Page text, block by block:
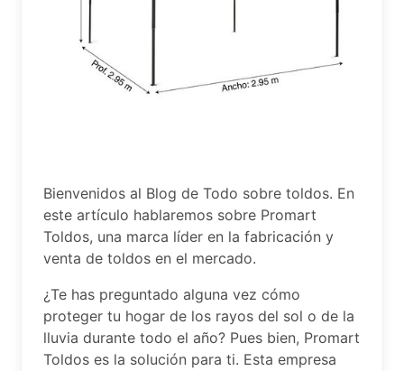
Bienvenidos al Blog de Todo sobre toldos. En
este artículo hablaremos sobre Promart
Toldos, una marca líder en la fabricación y
venta de toldos en el mercado.
¿Te has preguntado alguna vez cómo
proteger tu hogar de los rayos del sol o de la
lluvia durante todo el año? Pues bien, Promart
Toldos es la solución para ti. Esta empresa